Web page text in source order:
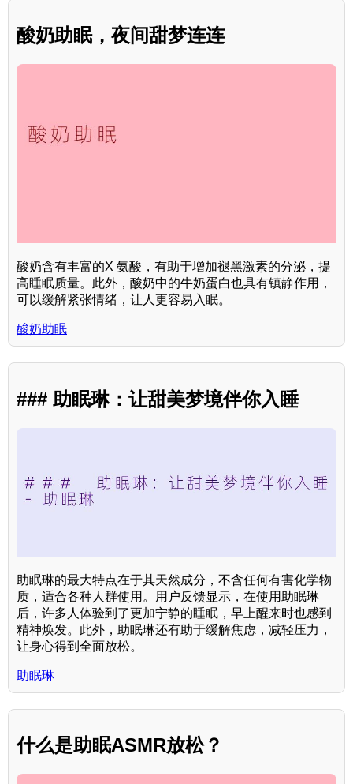
酸奶助眠，夜间甜梦连连
酸奶含有丰富的X 氨酸，有助于增加褪黑激素的分泌，提
高睡眠质量。此外，酸奶中的牛奶蛋白也具有镇静作用，
可以缓解紧张情绪，让人更容易入眠。
酸奶助眠
### 助眠琳：让甜美梦境伴你入睡
助眠琳的最大特点在于其天然成分，不含任何有害化学物
质，适合各种人群使用。用户反馈显示，在使用助眠琳
后，许多人体验到了更加宁静的睡眠，早上醒来时也感到
精神焕发。此外，助眠琳还有助于缓解焦虑，减轻压力，
让身心得到全面放松。
助眠琳
什么是助眠ASMR放松？